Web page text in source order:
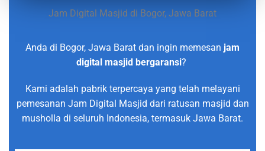
Jam Digital Masjid di Bogor, Jawa Barat
Anda di Bogor, Jawa Barat dan ingin memesan jam
digital masjid bergaransi?
Kami adalah pabrik terpercaya yang telah melayani
pemesanan Jam Digital Masjid dari ratusan masjid dan
musholla di seluruh Indonesia, termasuk Jawa Barat.